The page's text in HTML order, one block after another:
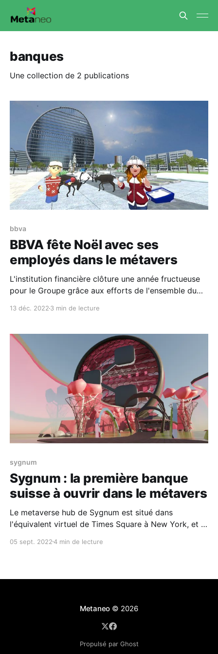
banques
Une collection de 2 publications
bbva
BBVA fête Noël avec ses
employés dans le métavers
L'institution financière clôture une année fructueuse
pour le Groupe grâce aux efforts de l'ensemble du
de charité et
13 déc. 2022 3 min de lecture
sygnum
Sygnum : la première banque
suisse à ouvrir dans le métavers
Le metaverse hub de Sygnum est situé dans
l'équivalent virtuel de Times Square à New York, et il
galerie interactive NFT et un espace événementiel. Le
à
05 sept. 20224 min de lecture
Metaneo © 2026
Propulsé par Ghost